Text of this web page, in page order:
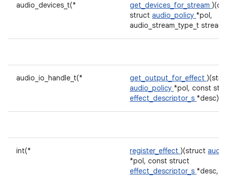
audio_devices_t(* get_devices_for_stream
struct audio_policy *pol,
audio_stream_type_t stream)
audio_io_handle_t(* get_output_for_effect
audio_policy *pol, const
effect_descriptor_s *desc)
int(* register_effect )(struct
*pol, const struct
effect_descriptor_s *desc,